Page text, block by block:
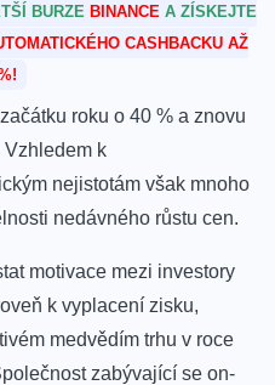
BURZE BINANCE A ZÍSKEJTE
CASHBACKU AŽ
roku o 40 % a znovu
Vzhledem k
nejistotám však mnoho
nedávného růstu cen.
motivace mezi investory
k vyplacení zisku,
medvědím trhu v roce
zabývající se on-